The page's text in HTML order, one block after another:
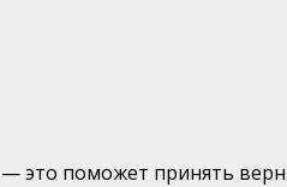
— это поможет принять